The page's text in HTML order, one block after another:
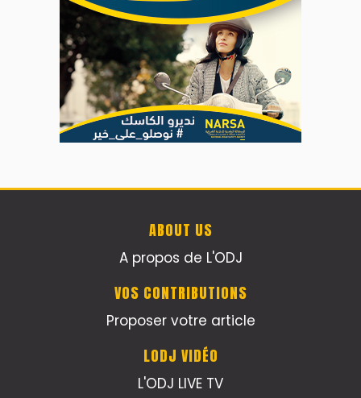
ABOUT US
A propos de L'ODJ
VOS CONTRIBUTIONS
Proposer votre article
LODJ VIDÉO
L'ODJ LIVE TV